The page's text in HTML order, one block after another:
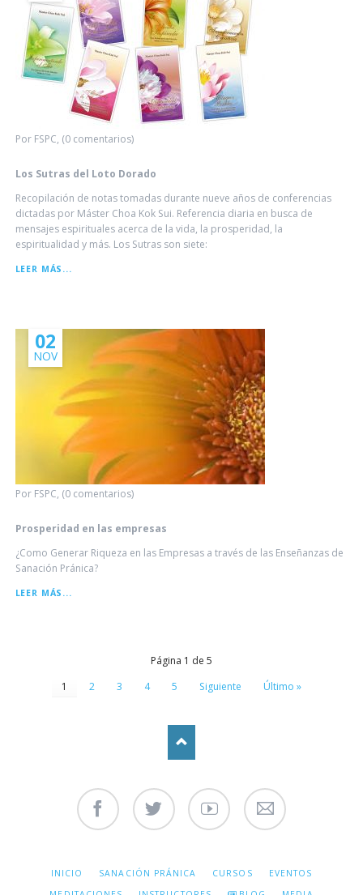
Por FSPC, (0 comentarios)
Los Sutras del Loto Dorado
Recopilación de notas tomadas durante nueve años de conferencias
dictadas por Máster Choa Kok Sui. Referencia diaria en busca de
mensajes espirituales acerca de la vida, la prosperidad, la
espiritualidad y más. Los Sutras son siete:
LEER MÁS...
Por FSPC, (0 comentarios)
02
NOV
Prosperidad en las empresas
¿Como Generar Riqueza en las Empresas a través de las Enseñanzas de
Sanación Pránica?
LEER MÁS...
Página 1 de 5
1
2 3 4 5 Siguiente Último »
SALTAR
INICIO SANACIÓN PRÁNICA CURSOS
EVENTOS